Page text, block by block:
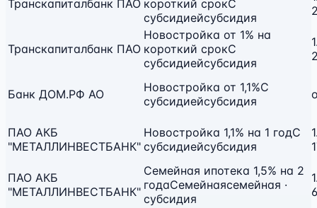
Транскапиталбанк ПАО короткий срокС
субсидиейсубсидия
Транскапиталбанк ПАО
Новостройка от 1% на
короткий срокС
субсидиейсубсидия
Банк ДОМ.РФ АО Новостройка от 1,1%С
субсидиейсубсидия
ПАО АКБ
"МЕТАЛЛИНВЕСТБАНК"
Новостройка 1,1% на 1 годС
субсидиейсубсидия
ПАО АКБ
"МЕТАЛЛИНВЕСТБАНК"
Семейная ипотека 1,5% на 2
годаСемейнаясемейная ·
субсидия